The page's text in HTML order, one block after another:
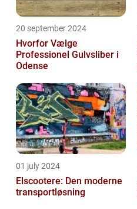
20 september 2024
Hvorfor Vælge
Professionel Gulvsliber i
Odense
01 july 2024
Elscootere: Den moderne
transportløsning